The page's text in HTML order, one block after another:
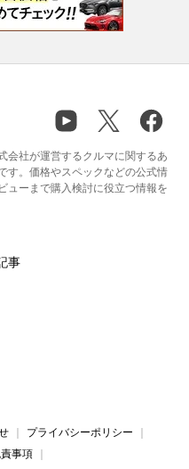
会社が運営するクルマに関するあ
す。価格やスペックなどの公式情
ューまで購入検討に役立つ情報を
事
プライバシーポリシー
事項